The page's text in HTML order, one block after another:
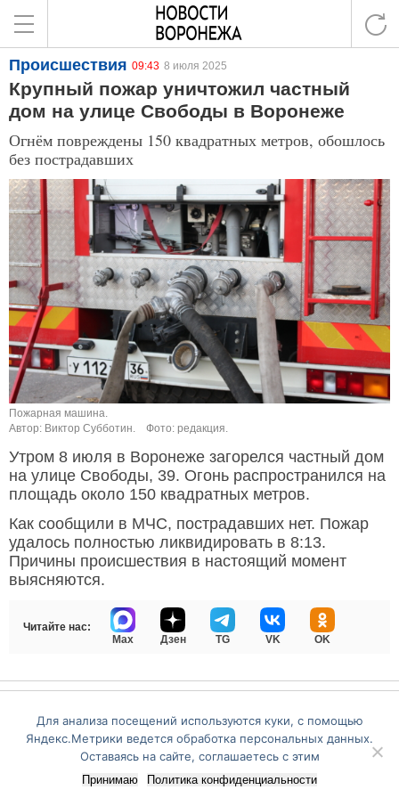
Происшествия 09:43 8 июля 2025
Крупный пожар уничтожил частный
дом на улице Свободы в Воронеже
Огнём повреждены 150 квадратных метров, обошлось
без пострадавших
Пожарная машина.
Автор: Виктор Субботин.
Фото: редакция.
Утром 8 июля в Воронеже загорелся частный дом
на улице Свободы, 39. Огонь распространился на
площадь около 150 квадратных метров.
Как сообщили в МЧС, пострадавших нет. Пожар
удалось полностью ликвидировать в 8:13.
Причины происшествия в настоящий момент
выясняются.
Читайте нас:
Max
Дзен TG VK OK
Для анализа посещений используются куки, с помощью
Яндекс.Метрики ведется обработка персональных данных.
Оставаясь на сайте, соглашаетесь с этим
Принимаю Политика конфиденциальности